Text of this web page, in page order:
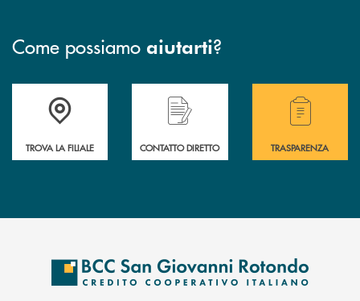
Come possiamo aiutarti?
Accedi all' elenco completo delle filiali della BCC San Giovanni
TROVA LA FILIALE
Hai bisogno di assistenza immediata?
CONTATTO DIRETTO
Hai bisogno di
TRASPARENZA